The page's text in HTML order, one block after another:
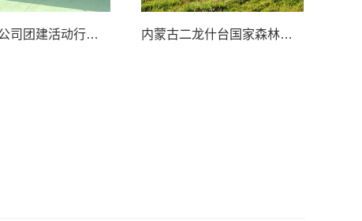
新丰热电公司团建活动行程安排 内蒙古二龙什台国家森林公园旅游度假指南